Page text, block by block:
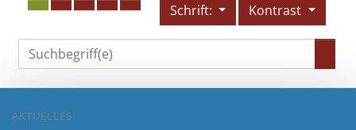
Schrift: Kontrast
AKTUELLES